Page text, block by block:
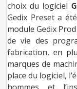
choix du logiciel
Gedix Preset a
module Gedix
de vie des
fabrication, en
marques de
place du logiciel,